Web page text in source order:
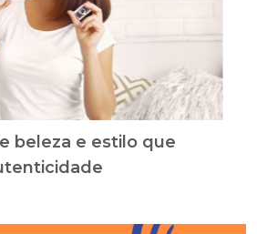
beleza e estilo que